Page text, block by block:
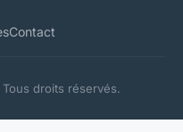
Contact
droits réservés.